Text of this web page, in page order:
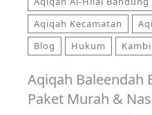
Aqiqah Kecamatan
Blog
Hukum
Aqiqah Baleendah
Paket Murah &